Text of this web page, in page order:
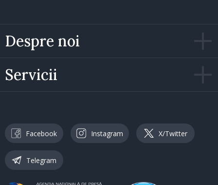
Despre noi
Servicii
Facebook Instagram X/Twitter
Telegram